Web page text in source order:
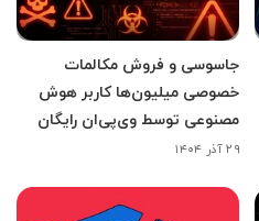
جاسوسی و فروش مکالمات
خصوصی میلیون‌ها کاربر هوش
مصنوعی توسط وی‌پی‌ان رایگان
۲۹ آذر ۱۴۰۴